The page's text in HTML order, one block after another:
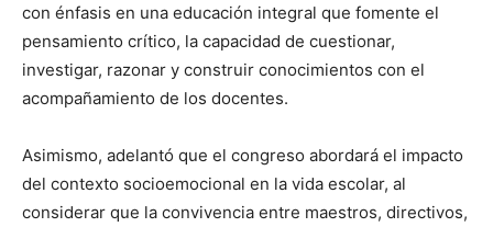
con énfasis en una educación integral que fomente el
pensamiento crítico, la capacidad de cuestionar,
investigar, razonar y construir conocimientos con el
acompañamiento de los docentes.
Asimismo, adelantó que el congreso abordará el impacto
del contexto socioemocional en la vida escolar, al
considerar que la convivencia entre maestros, directivos,